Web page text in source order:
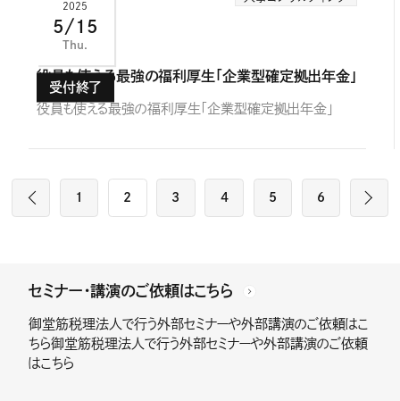
2025
5/15
Thu.
役員も使える最強の福利厚生「企業型確定拠出年金」
役員も使える最強の福利厚生「企業型確定拠出年金」
1 2 3 4 5 6
セミナー・講演のご依頼はこちら
御堂筋税理法人で行う外部セミナーや外部講演のご依頼はこ
ちら御堂筋税理法人で行う外部セミナーや外部講演のご依頼
はこちら